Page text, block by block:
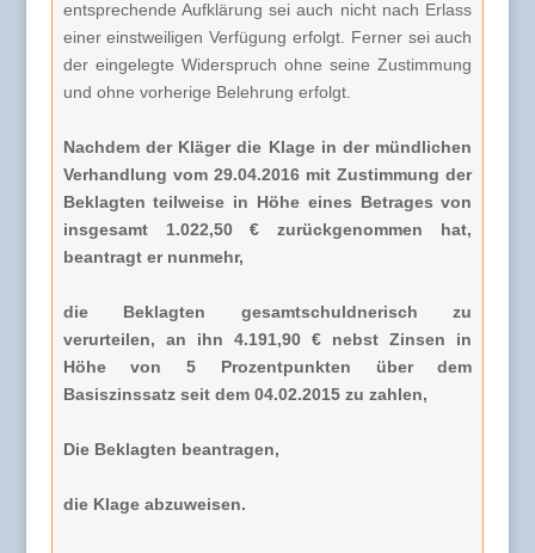
entsprechende Aufklärung sei auch nicht nach Erlass
einer einstweiligen Verfügung erfolgt. Ferner sei auch
der eingelegte Widerspruch ohne seine Zustimmung
und ohne vorherige Belehrung erfolgt.
Nachdem der Kläger die Klage in der mündlichen
Verhandlung vom 29.04.2016 mit Zustimmung der
Beklagten teilweise in Höhe eines Betrages von
insgesamt 1.022,50 € zurückgenommen hat,
beantragt er nunmehr,
die Beklagten gesamtschuldnerisch zu
verurteilen, an ihn 4.191,90 € nebst Zinsen in
Höhe von 5 Prozentpunkten über dem
Basiszinssatz seit dem 04.02.2015 zu zahlen,
Die Beklagten beantragen,
die Klage abzuweisen.